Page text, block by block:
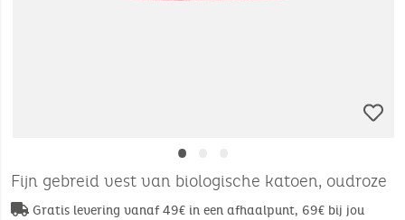
•
Fijn gebreid vest van biologische katoen, oudroze
Gratis levering vanaf 49€ in een afhaalpunt, 69€ bij jou